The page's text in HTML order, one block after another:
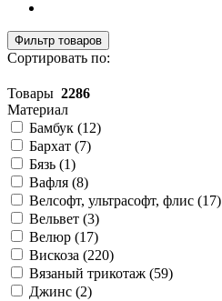
Фильтр товаров
Сортировать по:
Товары 2286
Материал
Бамбук (12)
Бархат (7)
Бязь (1)
Вафля (8)
Велсофт, ультрасофт, флис (17)
Вельвет (3)
Велюр (17)
Вискоза (220)
Вязаный трикотаж (59)
Джинс (2)